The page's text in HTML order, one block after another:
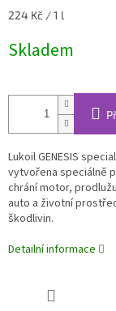
Měrná
224 Kč / 1 l
Skladem
Lukoil GENESIS
vytvořena speciálně
chrání motor,
auto a životní
škodlivin.
Detailní informace